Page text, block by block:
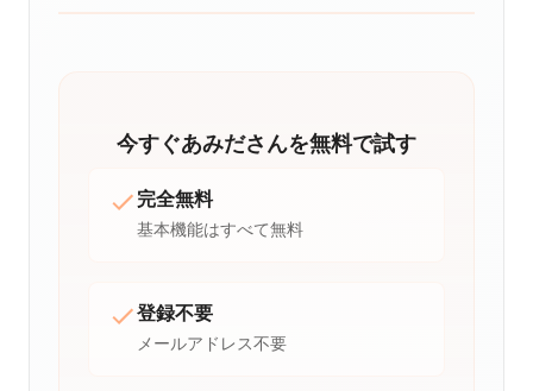
今すぐあみださんを無料で試す
完全無料
基本機能はすべて無料
登録不要
メールアドレス不要